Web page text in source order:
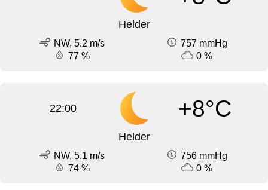
Helder
NW, 5.2 m/s
757 mmHg
77 %
0 %
22:00 +8°C
Helder
NW, 5.1 m/s
756 mmHg
74 %
0 %